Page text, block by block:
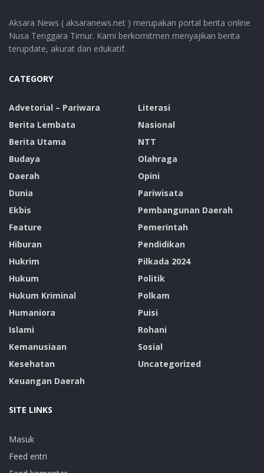
Aksara News ( aksaranews.net ) merupakan portal berita online
Nusa Tenggara Timur. Kami berkomitmen menyajikan berita
terupdate, akurat dan edukatif.
CATEGORY
Advetorial – Pariwara
Berita Lembata
Berita Utama
Budaya
Daerah
Dunia
Ekbis
Feature
Hiburan
Hukrim
Hukum
Hukum Kriminal
Humaniora
Islami
Kemanusiaan
Kesehatan
Keuangan Daerah
Literasi
Nasional
NTT
Olahraga
Opini
Pariwisata
Pembangunan Daerah
Pemerintah
Pendidikan
Pilkada 2024
Politik
Polkam
Puisi
Rohani
Sosial
Uncategorized
SITE LINKS
Masuk
Feed entri